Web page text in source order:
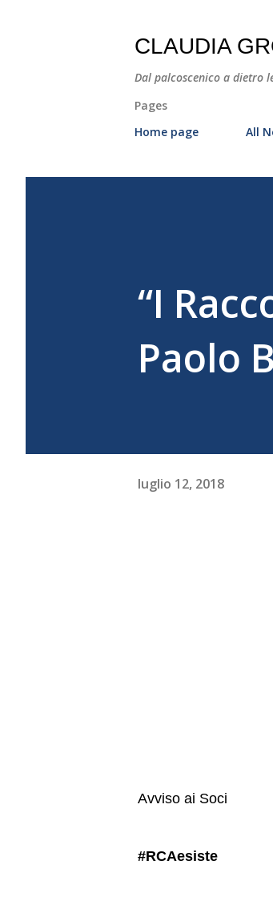
CLAUDIA
Dal palcoscenico a dietro
Pages
Home page
All
“I
Paolo
luglio 12, 2018
Avviso ai Soci
#RCAesiste